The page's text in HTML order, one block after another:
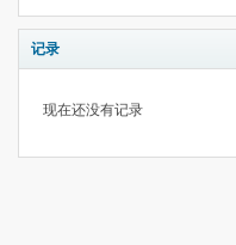
记录
现在还没有记录